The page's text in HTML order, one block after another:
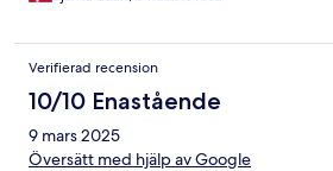
Verifierad recension
10/10 Enastående
9 mars 2025
Översätt med hjälp av Google